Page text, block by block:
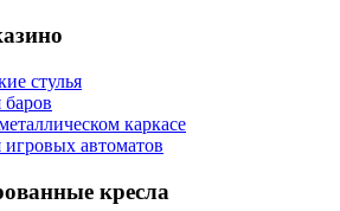
стулья
баров
каркасе
игровых автоматов
кресла